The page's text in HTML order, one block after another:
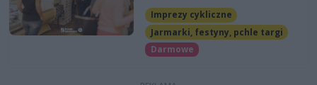
Imprezy cykliczne
Jarmarki, festyny, pchle targi
Darmowe